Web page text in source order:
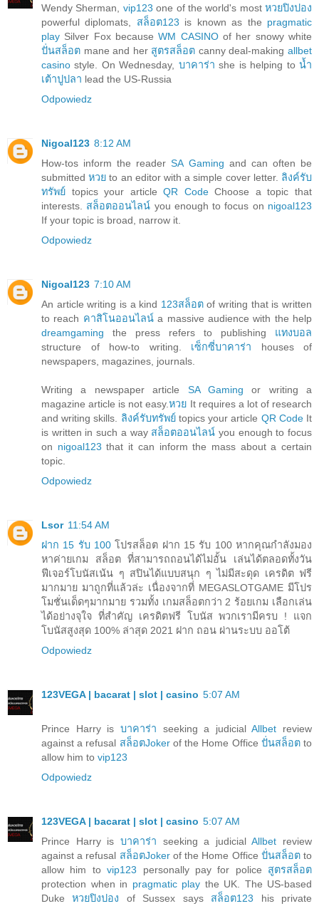
Wendy Sherman, vip123 one of the world's most หวยปิงปอง
powerful diplomats, สล็อต123 is known as the pragmatic
play Silver Fox becauseWM CASINOof her snowy white
ปั่นสล็อต mane and her สูตรสล็อต canny deal-makingallbet
casino style. On Wednesday, บาคาร่า she is helping toน้ำ
เต้าปูปลา lead the US-Russia
Odpowiedz
Nigoal123 8:12 AM
How-tos inform the readerSA Gaming and can often be
submittedหวย to an editor with a simple cover letter. ลิงค์รับ
ทรัพย์ topics your articleQR CodeChoose a topic that
interests. สล็อตออนไลน์ you enough to focus on nigoal123
If your topic is broad, narrow it.
Odpowiedz
Nigoal123 7:10 AM
An article writing is a kind 123สล็อตof writing that is written
to reach คาสิโนออนไลน์a massive audience with the help
dreamgaming the press refers to publishing แทงบอล
structure of how-to writing. เซ็กซี่บาคาร่า houses of
newspapers, magazines, journals.
Writing a newspaper article SA Gaming or writing a
magazine article is not easy.หวย It requires a lot of research
and writing skills. ลิงค์รับทรัพย์topics your article QR CodeIt
is written in such a way สล็อตออนไลน์ you enough to focus
on nigoal123 that it can inform the mass about a certain
topic.
Odpowiedz
Lsor 11:54 AM
ฝาก 15 รับ 100 โปรสล็อต ฝาก 15 รับ 100 หากคุณกำลังมอง
หาค่ายเกม สล็อต ที่สามารถถอนได้ไม่อั้น เล่นได้ตลอดทั้งวัน
ฟีเจอร์โบนัสเน้น ๆ สปินได้แบบสนุก ๆ ไม่มีสะดุด เครดิต ฟรี
มากมาย มาถูกที่แล้วล่ะ เนื่องจากที่ MEGASLOTGAME มีโปร
โมชั่นเด็ดๆมากมาย รวมทั้ง เกมสล็อตกว่า 2 ร้อยเกม เลือกเล่น
ได้อย่างจุใจ ที่สำคัญ เครดิตฟรี โบนัส พวกเรามีครบ ! แจก
โบนัสสูงสุด 100% ล่าสุด 2021 ฝาก ถอน ผ่านระบบ ออโต้
Odpowiedz
123VEGA | bacarat | slot | casino 5:07 AM
Prince Harry is บาคาร่า seeking a judicialAllbet review
against a refusal สล็อตJokerof the Home Office ปั่นสล็อตto
allow him to vip123
Odpowiedz
123VEGA | bacarat | slot | casino 5:07 AM
Prince Harry is บาคาร่า seeking a judicialAllbet review
against a refusal สล็อตJokerof the Home Office ปั่นสล็อตto
allow him tovip123 personally pay for police สูตรสล็อต
protection when in pragmatic play the UK. The US-based
Dukeหวยปิงปอง of Sussex says สล็อต123 his private